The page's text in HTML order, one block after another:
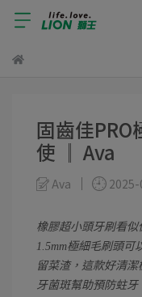
固齒佳
使 ║ Ava
Ava
橡膠超小頭牙刷看
1.5mm極細毛刷頭
留菜渣，這款好清潔
牙菌斑幫助預防蛀